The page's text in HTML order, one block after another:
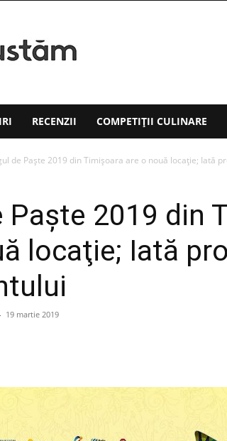
RECENZII COMPETIȚII CULINARE
de Paşte 2019 din Timişoara are o nouă locaţie; Iată
Paşte 2019 din
locaţie; Iată
19 martie 2019